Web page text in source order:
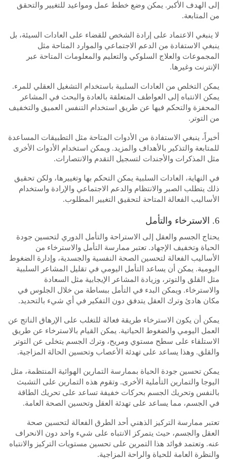
إلى الهدف الأكبر. يمكن وضع خطط عمل ومواعيد للتغيير والتحقق
من المتابعة.
لا ينبغي الاعتماد على إرادة الشخص للقضاء على العادات السيئة، بل
ينبغي الاستفادة من الدعم الاجتماعي والموارد المتاحة مثل
المجموعات والعلاج السلوكي والتعليم والمعلومات المتاحة عبر
الإنترنت وغيرها.
يمكن التخلص من العادات السلبية باستخدام التشغيل العقلي للمرء.
يمكن الانتباه إلى العواطف المتعلقة بالعادة والبحث في المشاعر
المحفزة والتحكم فيها عن طريق استخدام التنفس العميق والتخفيف
من التوتر.
أخيراً، ينبغي الاستفادة من الأدوات المتاحة مثل التطبيقات المساعدة
للمتابعة والتذكير بالأهداف والمزيد. ويمكن استخدام الأدوات الأخرى
مثل المذكرات والأجندات لتسجيل التقدم والانتصارات.
في النهاية، العادات السلبية يمكن التحكم بها وتغييرها، ولكن تحقيق
ذلك يتطلب الصبر والانتظام والدعم الاجتماعي والإرادة واستخدام
الأساليب الفعالة المتاحة لتحقيق التغيير المطلوب.
6. الاسترخاء والتأمل
يحتاج الجسم والعقل إلى الاستراحة والتأمل الدوري لتحسين جودة
الحياة وتخفيف الإجهاد. تعتبر ممارسة التأمل والاسترخاء من
الأساليب الفعالة لتحسين الصحة النفسية والجسدية، وإدارة الضغوط
اليومية. يمكن أن يساعد التأمل اليومي في تقليل المشاعر السلبية
مثل القلق والتوتر، وزيادة المشاعر الإيجابية مثل السعادة
والاسترخاء. ويمكن البدء في التأمل ببساطة من خلال الجلوس في
مكان هادئ وترك العقل يتدفق دون التفكير في أي شيء بالتحديد.
يمكن أن يكون الاسترخاء طريقة فعالة للتغلب على الإرهاق الناتج عن
العمل اليومي والضغوط الحياتية. يمكن القيام بالاسترخاء عن طريق
الاستلقاء على سطح مستوي ومريح، وترك الجسم يتخلى عن التوتر
والقلق. وهذا يساعد على تهدئة الأعصاب وتحسين الحالة المزاجية.
يمكن تحسين جودة الحياة بممارسة التمارين الهوائية المنتظمة، مثل
اليوجا والتمارين التأملية الأخرى. وتقوم هذه التمارين على التشبث
بالنفس وتحريك الجسم بحركات خفيفة تساعد على تحريك الطاقة
في الجسم، مما يساعد على تهدئة العقل وتحسين الصحة العامة.
تعتبر ممارسة التركيز الذهني أحد الطرق الفعالة لتحسين صحة
العقل والجسم، حيث يتمركز الانتباه على شيء واحد دون الانحراف
عنه. وتعتمد فوائد هذا التمرين على تحسين مستويات التركيز والانتباه
والنظرة العامة للحياة والراحة المزاجية.